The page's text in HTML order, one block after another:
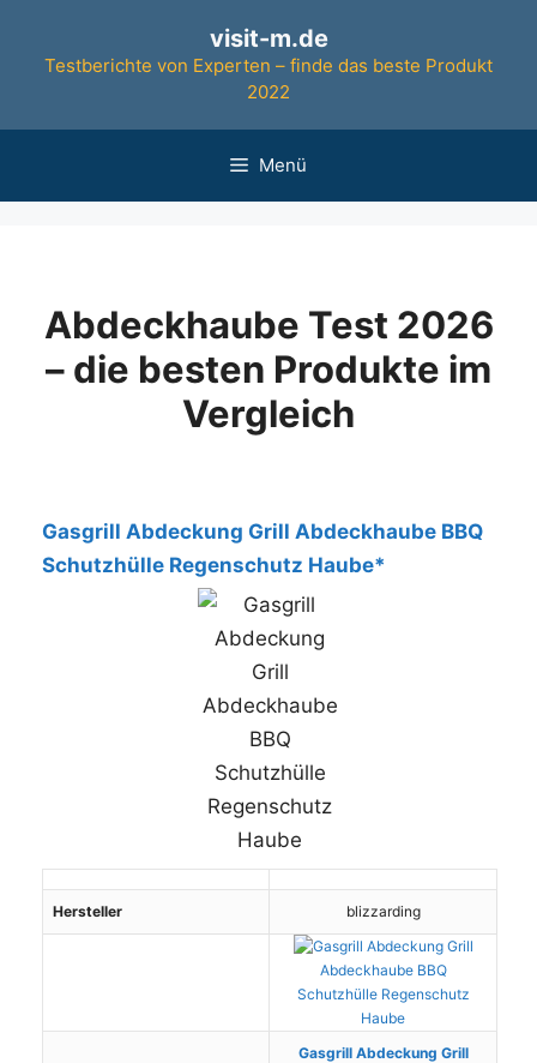
springen
visit-m.de
Testberichte von Experten – finde das beste Produkt
2022
Menü
Abdeckhaube Test 2026
– die besten Produkte im
Vergleich
Gasgrill Abdeckung Grill Abdeckhaube BBQ
Schutzhülle Regenschutz Haube*
Hersteller blizzarding
Gasgrill Abdeckung Grill